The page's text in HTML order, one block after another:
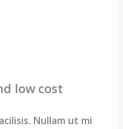
and low cost
et facilisis. Nullam ut